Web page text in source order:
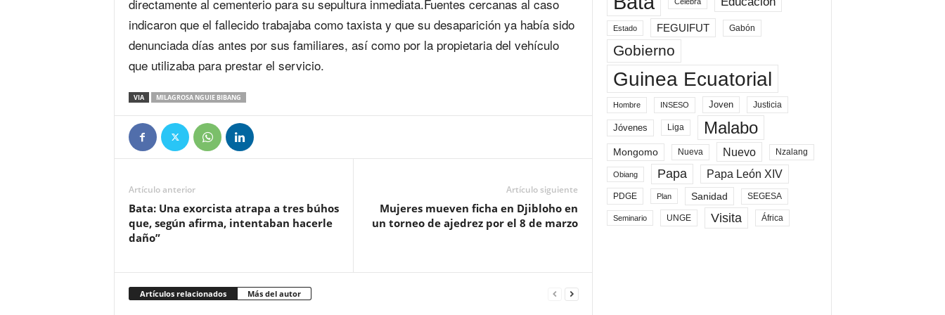
directamente al cementerio para su sepultura inmediata.Fuentes cercanas al caso
indicaron que el fallecido trabajaba como taxista y que su desaparición ya había sido
denunciada días antes por sus familiares, así como por la propietaria del vehículo
que utilizaba para prestar el servicio.
VIA MILAGROSA NGUIE BIBANG
Artículo anterior
Bata: Una exorcista atrapa a tres búhos
que, según afirma, intentaban hacerle
daño”
Artículo siguiente
Mujeres mueven ficha en Djibloho en
un torneo de ajedrez por el 8 de marzo
Artículos relacionados Más del autor
Celebra
Estado FEGUIFUT Gabón
Gobierno
Guinea Ecuatorial
Hombre INSESO Joven Justicia
Jóvenes Liga Malabo
Mongomo Nueva Nuevo Nzalang
Obiang Papa Papa León XIV
PDGE Plan Sanidad SEGESA
Seminario UNGE Visita África